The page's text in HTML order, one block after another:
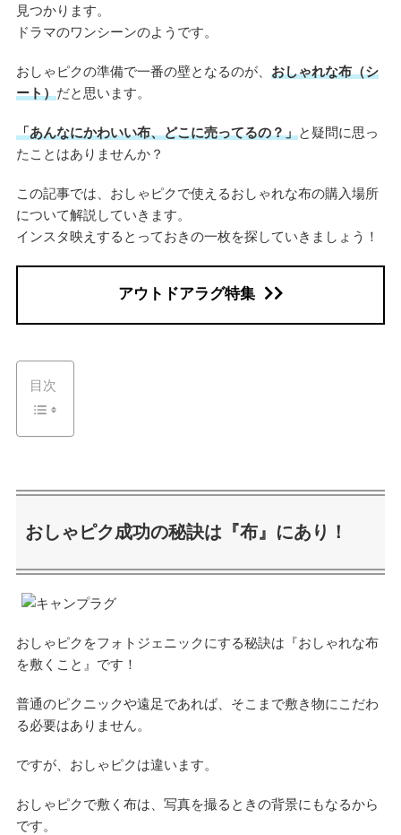
見つかります。
ドラマのワンシーンのようです。
おしゃピクの準備で一番の壁となるのが、 おしゃれな布（シ
ート）だと思います。
「あんなにかわいい布、どこに売ってるの？」と疑問に思っ
たことはありませんか？
この記事では、おしゃピクで使えるおしゃれな布の購入場所
について解説していきます。
インスタ映えするとっておきの一枚を探していきましょう！
アウトドアラグ特集
目次
おしゃピク成功の秘訣は『布』にあり！
おしゃピクをフォトジェニックにする秘訣は『おしゃれな布
を敷くこと』です！
普通のピクニックや遠足であれば、そこまで敷き物にこだわ
る必要はありません。
ですが、おしゃピクは違います。
おしゃピクで敷く布は、写真を撮るときの背景にもなるから
です。